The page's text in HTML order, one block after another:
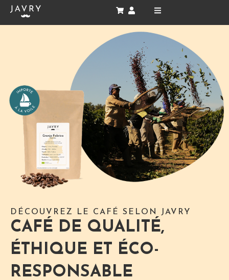
Aller
contenu
DÉCOUVREZ LE CAFÉ SELON JAVRY
CAFÉ DE QUALITÉ,
ÉTHIQUE ET ÉCO-
RESPONSABLE